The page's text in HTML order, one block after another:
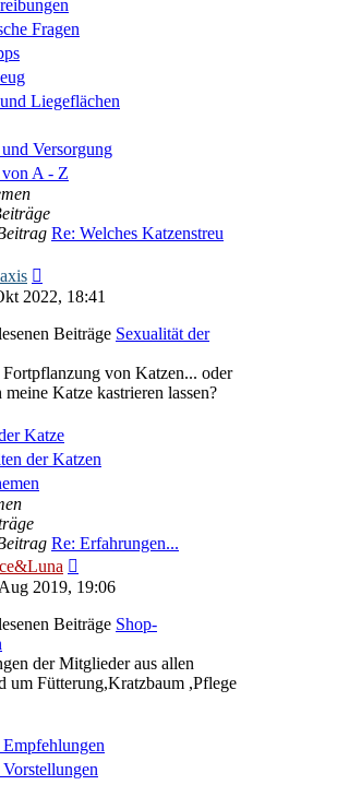
Fragen
Liegeflächen
Versorgung
A - Z
Re: Welches Katzenstreu
Beitrag
2022, 18:41
Sexualität der
Fortpflanzung von Katzen... oder
Katze kastrieren lassen?
Katze
der Katzen
Re: Erfahrungen...
Beitrag
2019, 19:06
Shop-
der Mitglieder aus allen
um Fütterung,Kratzbaum ,Pflege